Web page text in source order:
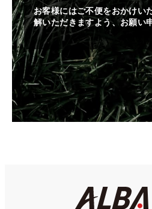
お客様にはご不便をおかけい
解いただきますよう、お願い